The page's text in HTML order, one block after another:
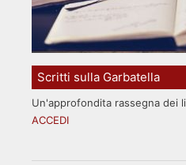
Scritti sulla Garbatella
Un'approfondita rassegna dei
ACCEDI